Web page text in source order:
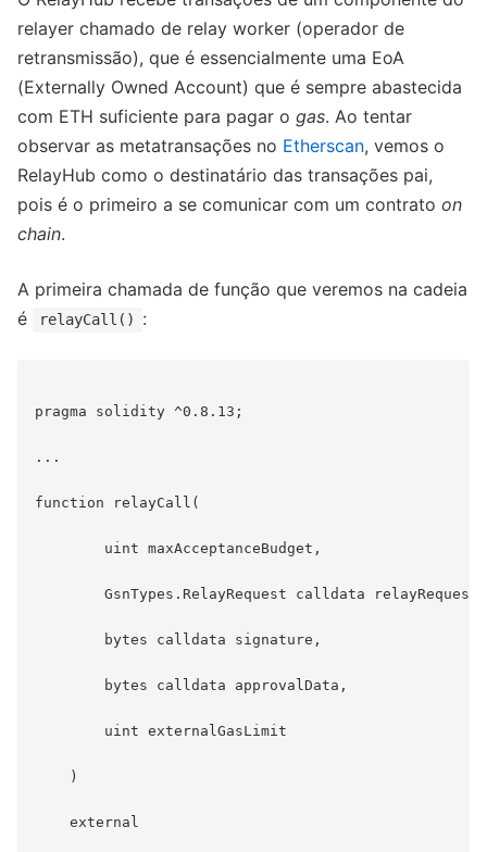
relayer chamado de relay worker (operador de
retransmissão), que é essencialmente uma EoA
(Externally Owned Account) que é sempre abastecida
com ETH suficiente para pagar o gas. Ao tentar
observar as metatransações no Etherscan, vemos o
RelayHub como o destinatário das transações pai,
pois é o primeiro a se comunicar com um contrato on
chain.
A primeira chamada de função que veremos na cadeia
é
relayCall() :
pragma solidity ^0.8.13;
...
function relayCall(
        uint maxAcceptanceBudget,
        GsnTypes.RelayRequest calldata relayRequest,
        bytes calldata signature,
        bytes calldata approvalData,
        uint externalGasLimit
    )
    external